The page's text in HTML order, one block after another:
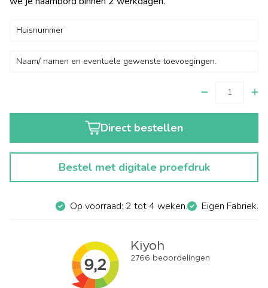
Direct bestellen
Bestel met digitale proefdruk
Op voorraad: 2 tot 4 weken. Eigen Fabriek.